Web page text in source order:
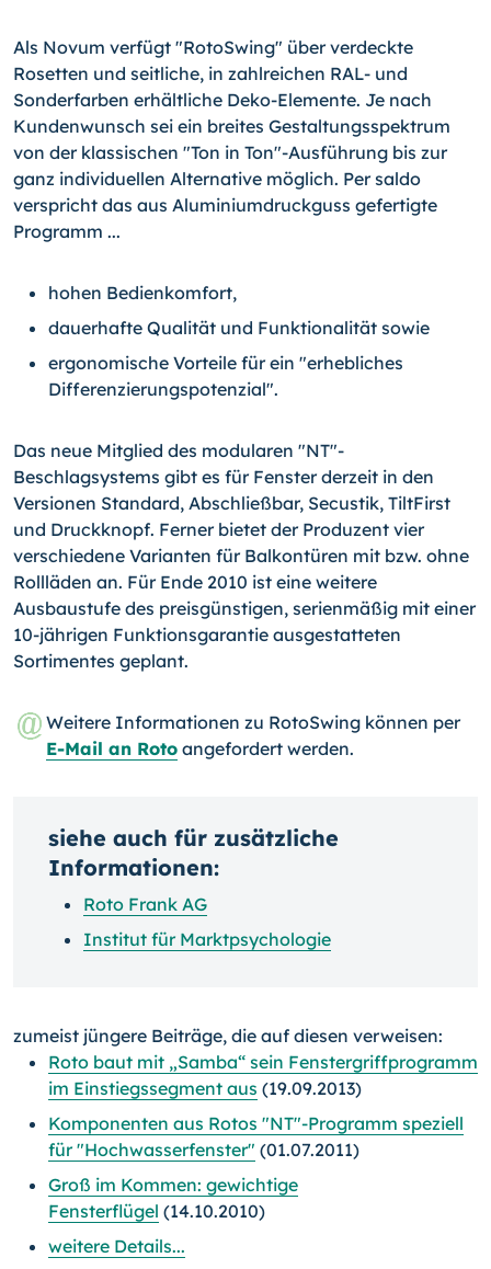
Als Novum verfügt "RotoSwing" über verdeckte
Rosetten und seitliche, in zahlreichen RAL- und
Sonderfarben erhältliche Deko-Elemente. Je nach
Kundenwunsch sei ein breites Gestaltungsspektrum
von der klassischen "Ton in Ton"-Ausführung bis zur
ganz individuellen Alternative möglich. Per saldo
verspricht das aus Aluminiumdruckguss gefertigte
Programm ...
hohen Bedienkomfort,
dauerhafte Qualität und Funktionalität sowie
ergonomische Vorteile für ein "erhebliches
Differenzierungspotenzial".
Das neue Mitglied des modularen "NT"-
Beschlagsystems gibt es für Fenster derzeit in den
Versionen Standard, Abschließbar, Secustik, TiltFirst
und Druckknopf. Ferner bietet der Produzent vier
verschiedene Varianten für Balkontüren mit bzw. ohne
Rollläden an. Für Ende 2010 ist eine weitere
Ausbaustufe des preisgünstigen, serienmäßig mit einer
10-jährigen Funktionsgarantie ausgestatteten
Sortimentes geplant.
Weitere Informationen zu RotoSwing können per
E-Mail an Roto angefordert werden.
siehe auch für zusätzliche
Informationen:
Roto Frank AG
Institut für Marktpsychologie
zumeist jüngere Beiträge, die auf diesen verweisen:
Roto baut mit „Samba“ sein Fenstergriffprogramm
im Einstiegssegment aus (19.09.2013)
Komponenten aus Rotos "NT"-Programm speziell
für "Hochwasserfenster" (01.07.2011)
Groß im Kommen: gewichtige
Fensterflügel (14.10.2010)
weitere Details...